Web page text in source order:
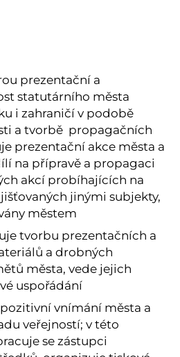
prezentační a
statutárního města
i zahraničí v podobě
a tvorbě propagačních
prezentační akce města a
na přípravě a propagaci
akcí probíhajících na
jinými subjekty,
městem
tvorbu prezentačních a
a drobných
města, vede jejich
uspořádání
vnímání města a
veřejností; v této
se zástupci